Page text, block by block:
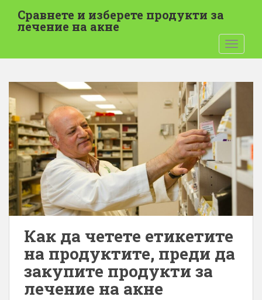
и
Сравнете и изберете продукти за
лечение на акне
Как да четете етикетите
на продуктите, преди да
закупите продукти за
лечение на акне